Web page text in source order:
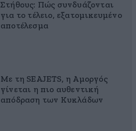
Στήθους: Πώς συνδυάζονται
για το τέλειο, εξατομικευμένο
αποτέλεσμα
Με τη SEAJETS, η Αμοργός
γίνεται η πιο αυθεντική
απόδραση των Κυκλάδων